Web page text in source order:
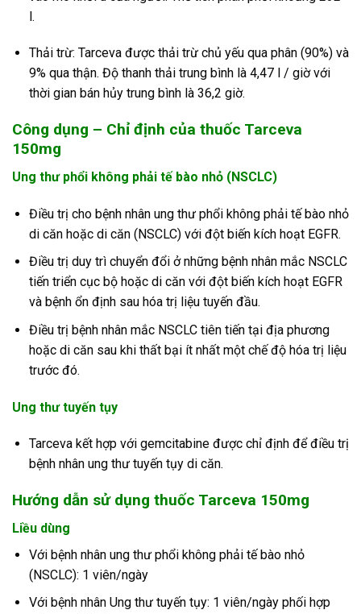
l.
Thải trừ: Tarceva được thải trừ chủ yếu qua phân (90%) và
9% qua thận. Độ thanh thải trung bình là 4,47 l / giờ với
thời gian bán hủy trung bình là 36,2 giờ.
Công dụng – Chỉ định của thuốc Tarceva
150mg
Ung thư phổi không phải tế bào nhỏ (NSCLC)
Điều trị cho bệnh nhân ung thư phổi không phải tế bào nhỏ
di căn hoặc di căn (NSCLC) với đột biến kích hoạt EGFR.
Điều trị duy trì chuyển đổi ở những bệnh nhân mắc NSCLC
tiến triển cục bộ hoặc di căn với đột biến kích hoạt EGFR
và bệnh ổn định sau hóa trị liệu tuyến đầu.
Điều trị bệnh nhân mắc NSCLC tiên tiến tại địa phương
hoặc di căn sau khi thất bại ít nhất một chế độ hóa trị liệu
trước đó.
Ung thư tuyến tụy
Tarceva kết hợp với gemcitabine được chỉ định để điều trị
bệnh nhân ung thư tuyến tụy di căn.
Hướng dẫn sử dụng thuốc Tarceva 150mg
Liều dùng
Với bệnh nhân ung thư phổi không phải tế bào nhỏ
(NSCLC): 1 viên/ngày
Với bệnh nhân Ung thư tuyến tụy: 1 viên/ngày phối hợp